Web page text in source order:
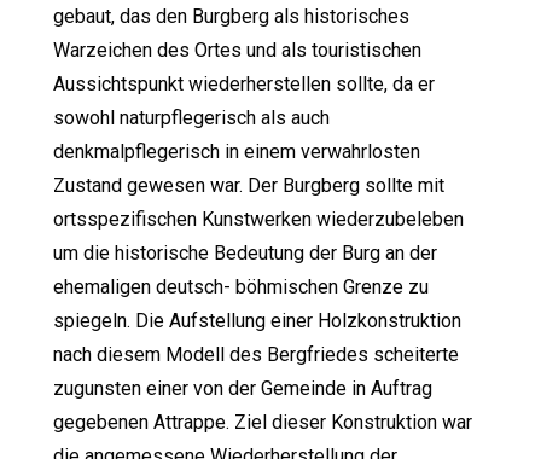
gebaut, das den Burgberg als historisches
Warzeichen des Ortes und als touristischen
Aussichtspunkt wiederherstellen sollte, da er
sowohl naturpflegerisch als auch
denkmalpflegerisch in einem verwahrlosten
Zustand gewesen war. Der Burgberg sollte mit
ortsspezifischen Kunstwerken wiederzubeleben
um die historische Bedeutung der Burg an der
ehemaligen deutsch- böhmischen Grenze zu
spiegeln. Die Aufstellung einer Holzkonstruktion
nach diesem Modell des Bergfriedes scheiterte
zugunsten einer von der Gemeinde in Auftrag
gegebenen Attrappe. Ziel dieser Konstruktion war